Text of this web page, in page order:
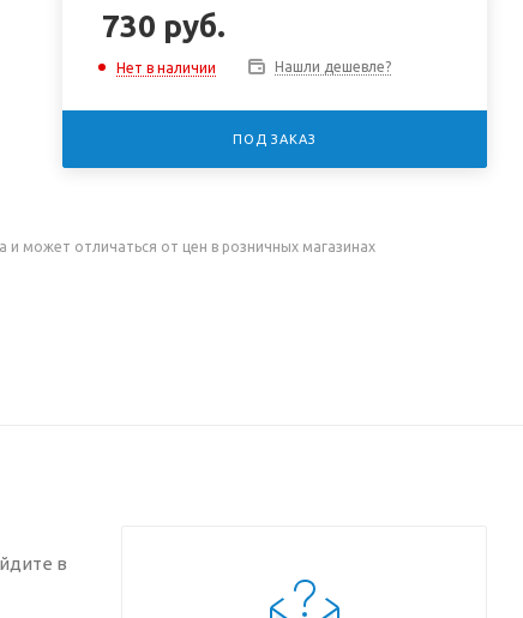
730 руб.
Нет в наличии Нашли дешевле?
ПОД ЗАКАЗ
и может отличаться от цен в розничных магазинах
в